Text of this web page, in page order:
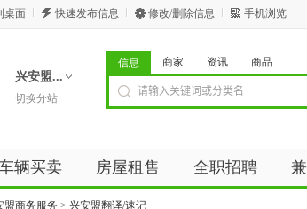
桌面 快速发布信息 修改/删除信息 手机浏览
兴安盟...
切换分站
信息 商家 资讯 商品
辆买卖 房屋租售 全职招聘
优惠券 新闻资讯
盟商务服务 > 兴安盟翻译/速记